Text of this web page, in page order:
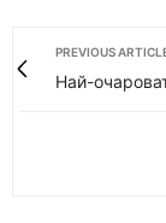
PREVIOUS
Най-